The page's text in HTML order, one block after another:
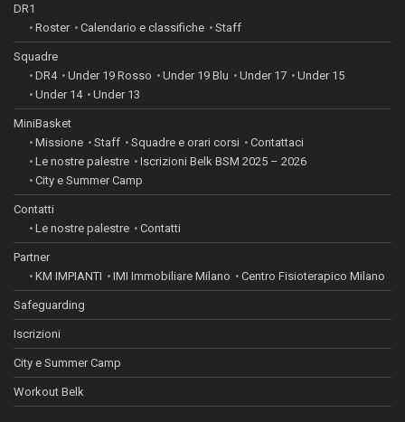
DR1
Roster
Calendario e classifiche Staff
Squadre
DR4
Under 19 Rosso Under 19 Blu Under 17
Under 15
Under 14
Under 13
MiniBasket
Missione
Staff Squadre e orari corsi
Contattaci
Le nostre palestre
Iscrizioni Belk BSM 2025 – 2026
City e Summer Camp
Contatti
Le nostre palestre
Contatti
Partner
KM IMPIANTI
IMI Immobiliare Milano Centro Fisioterapico Milano
Safeguarding
Iscrizioni
City e Summer Camp
Workout Belk